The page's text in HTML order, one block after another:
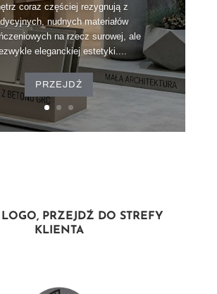
coraz częściej rezygnują z
nudnych materiałów
na rzecz surowej, ale
eleganckiej estetyki....
PRZEJDŹ
PRZEJDŹ DO STREFY
KLIENTA